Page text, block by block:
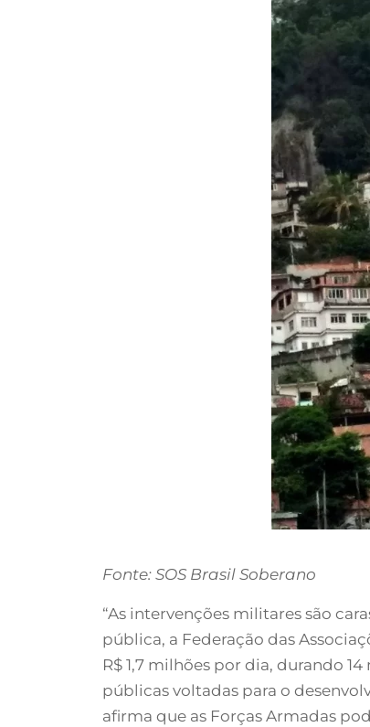
Fonte: SOS Brasil Soberano
“As intervenções militares são
pública, a Federação das
R$ 1,7 milhões por dia, durando
públicas voltadas para o
afirma que as Forças Armadas